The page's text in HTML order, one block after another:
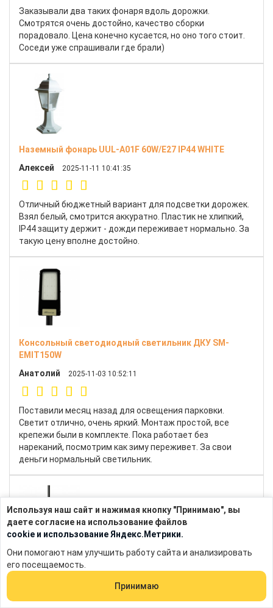
Заказывали два таких фонаря вдоль дорожки.
Смотрятся очень достойно, качество сборки
порадовало. Цена конечно кусается, но оно того стоит.
Соседи уже спрашивали где брали)
Наземный фонарь UUL-A01F 60W/E27 IP44 WHITE
Алексей
2025-11-11 10:41:35
Отличный бюджетный вариант для подсветки дорожек.
Взял белый, смотрится аккуратно. Пластик не хлипкий,
IP44 защиту держит - дожди переживает нормально. За
такую цену вполне достойно.
Консольный светодиодный светильник ДКУ SM-
EMIT150W
Анатолий
2025-11-03 10:52:11
Поставили месяц назад для освещения парковки.
Светит отлично, очень яркий. Монтаж простой, все
крепежи были в комплекте. Пока работает без
нареканий, посмотрим как зиму переживет. За свои
деньги нормальный светильник.
Опора стальная сварная SM-114/76
Используя наш сайт и нажимая кнопку "Принимаю", вы
даете согласие на использование файлов
cookie и использование Яндекс.Метрики.
Они помогают нам улучшить работу сайта и анализировать
его посещаемость.
Принимаю